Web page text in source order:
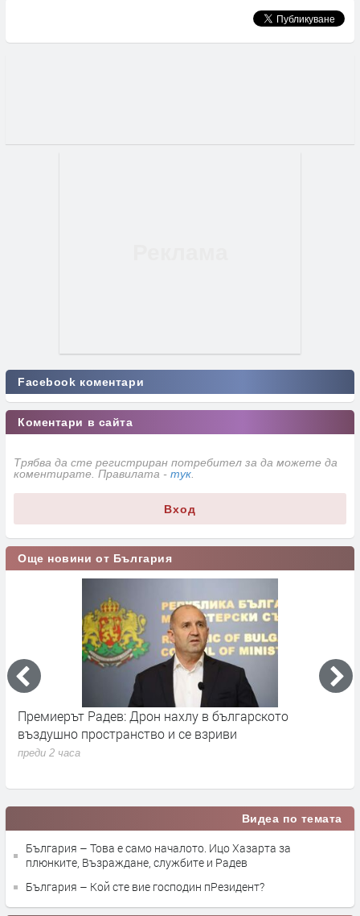
Facebook коментари
Коментари в сайта
Трябва да сте регистриран потребител за да можете да
коментирате. Правилата - тук
Вход
Още новини от България
Премиерът Радев: Дрон нахлу в българското
въздушно пространство и се взриви
преди 2 часа
Видеа по темата
България – Това е само началото. Ицо Хазарта за
плюнките, Възраждане, службите и Радев
България – Кой сте вие господин пРезидент?